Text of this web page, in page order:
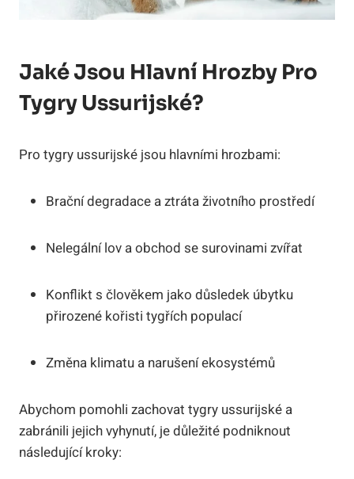
Jaké Jsou Hlavní Hrozby Pro
Tygry Ussurijské?
Pro tygry ussurijské jsou hlavními hrozbami:
Brační degradace a ztráta životního prostředí
Nelegální lov a obchod se surovinami zvířat
Konflikt s člověkem jako důsledek úbytku
přirozené kořisti tygřích populací
Změna klimatu a narušení ekosystémů
Abychom pomohli zachovat tygry ussurijské a
zabránili jejich vyhynutí, je důležité podniknout
následující kroky: